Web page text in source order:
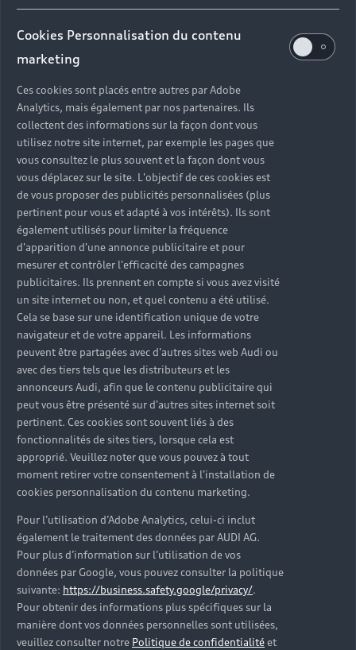
Cookies Personnalisation du contenu
marketing
Ces cookies sont placés entre autres par Adobe
Analytics, mais également par nos partenaires. Ils
collectent des informations sur la façon dont vous
utilisez notre site internet, par exemple les pages que
vous consultez le plus souvent et la façon dont vous
vous déplacez sur le site. L'objectif de ces cookies est
de vous proposer des publicités personnalisées (plus
pertinent pour vous et adapté à vos intérêts). Ils sont
également utilisés pour limiter la fréquence
d'apparition d'une annonce publicitaire et pour
mesurer et contrôler l'efficacité des campagnes
publicitaires. Ils prennent en compte si vous avez visité
un site internet ou non, et quel contenu a été utilisé.
Cela se base sur une identification unique de votre
navigateur et de votre appareil. Les informations
peuvent être partagées avec d'autres sites web Audi ou
avec des tiers tels que les distributeurs et les
annonceurs Audi, afin que le contenu publicitaire qui
peut vous être présenté sur d'autres sites internet soit
pertinent. Ces cookies sont souvent liés à des
fonctionnalités de sites tiers, lorsque cela est
approprié. Veuillez noter que vous pouvez à tout
moment retirer votre consentement à l'installation de
cookies personnalisation du contenu marketing.
Pour l’utilisation d’Adobe Analytics, celui-ci inclut
également le traitement des données par AUDI AG.
Pour plus d’information sur l’utilisation de vos
données par Google, vous pouvez consulter la politique
suivante: https://business.safety.google/privacy/.
Pour obtenir des informations plus spécifiques sur la
manière dont vos données personnelles sont utilisées,
veuillez consulter notre Politique de confidentialitéet